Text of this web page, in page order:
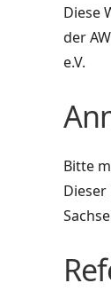
Diese
der
e.V.
Bitte